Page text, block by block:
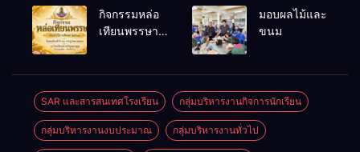
เลือกสรรเป็น
พนักงาน
ป้องกันโรคไข้
กิจกรรมหล่อ
เทียนพรรษา
มอบผลไม้และ
ขนม
SAR และสารสนเทศโรงเรียน กลุ่มบริหารงานกิจการนักเรียน
กลุ่มบริหารงานงบประมาณ กลุ่มบริหารงานทั่วไป